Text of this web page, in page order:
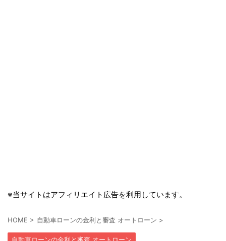
※当サイトはアフィリエイト広告を利用しています。
HOME > 自動車ローンの金利と審査 オートローン >